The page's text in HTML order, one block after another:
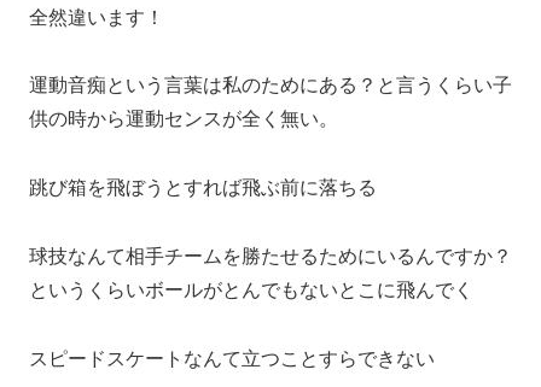
全然違います！
運動音痴という言葉は私のためにある？と言うくらい子
供の時から運動センスが全く無い。
跳び箱を飛ぼうとすれば飛ぶ前に落ちる
球技なんて相手チームを勝たせるためにいるんですか？
というくらいボールがとんでもないとこに飛んでく
スピードスケートなんて立つことすらできない